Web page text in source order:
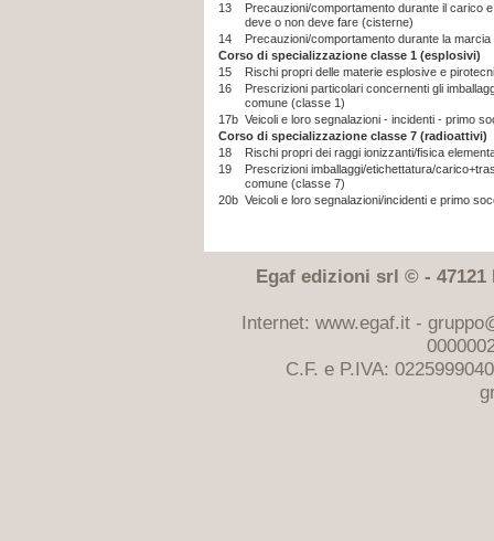
13
Precauzioni/comportamento durante il carico
deve o non deve fare (cisterne)
14
Precauzioni/comportamento durante la
Corso di specializzazione classe 1 (esplosivi)
15
Rischi propri delle materie esplosive e
16
Prescrizioni particolari concernenti gli
comune (classe 1)
17b Veicoli e loro segnalazioni - incidenti - primo
Corso di specializzazione classe 7 (radioattivi)
18
Rischi propri dei raggi ionizzanti/fisica
19
Prescrizioni imballaggi/etichettatura/
comune (classe 7)
20b Veicoli e loro segnalazioni/incidenti e primo
Egaf edizioni srl © - 47121
Internet: www.egaf.it -
C.F. e P.IVA: